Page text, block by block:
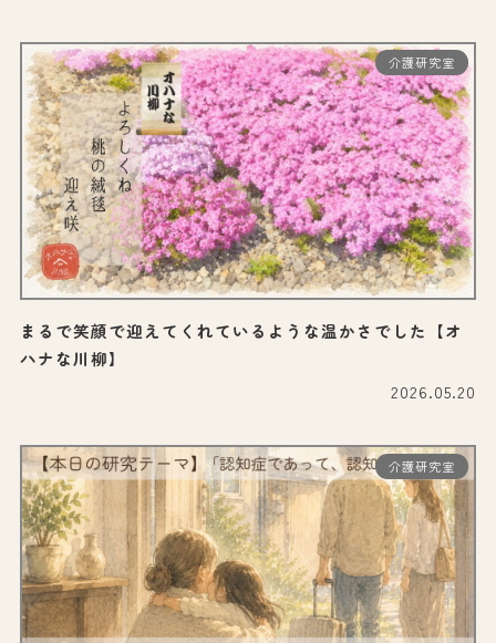
介護研究室
まるで笑顔で迎えてくれているような温かさでした【オ
ハナな川柳】
2026.05.20
介護研究室